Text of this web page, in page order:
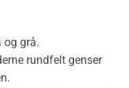
og grå.
rundfelt genser